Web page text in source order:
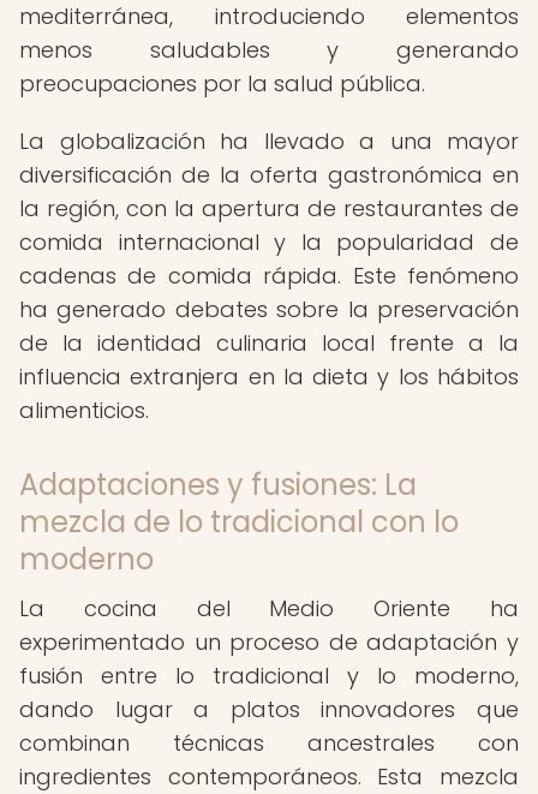
mediterránea, introduciendo elementos
menos saludables y generando
preocupaciones por la salud pública.
La globalización ha llevado a una mayor
diversificación de la oferta gastronómica en
la región, con la apertura de restaurantes de
comida internacional y la popularidad de
cadenas de comida rápida. Este fenómeno
ha generado debates sobre la preservación
de la identidad culinaria local frente a la
influencia extranjera en la dieta y los hábitos
alimenticios.
Adaptaciones y fusiones: La
mezcla de lo tradicional con lo
moderno
La cocina del Medio Oriente ha
experimentado un proceso de adaptación y
fusión entre lo tradicional y lo moderno,
dando lugar a platos innovadores que
combinan técnicas ancestrales con
ingredientes contemporáneos. Esta mezcla